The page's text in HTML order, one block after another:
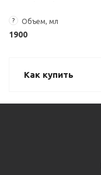
? Объем, мл
1900
Как купить